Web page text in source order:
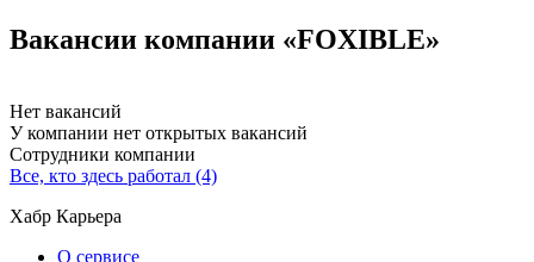
Вакансии компании «FOXIBLE»
Нет вакансий
У компании нет открытых вакансий
Сотрудники компании
Все, кто здесь работал (4)
Хабр Карьера
О сервисе